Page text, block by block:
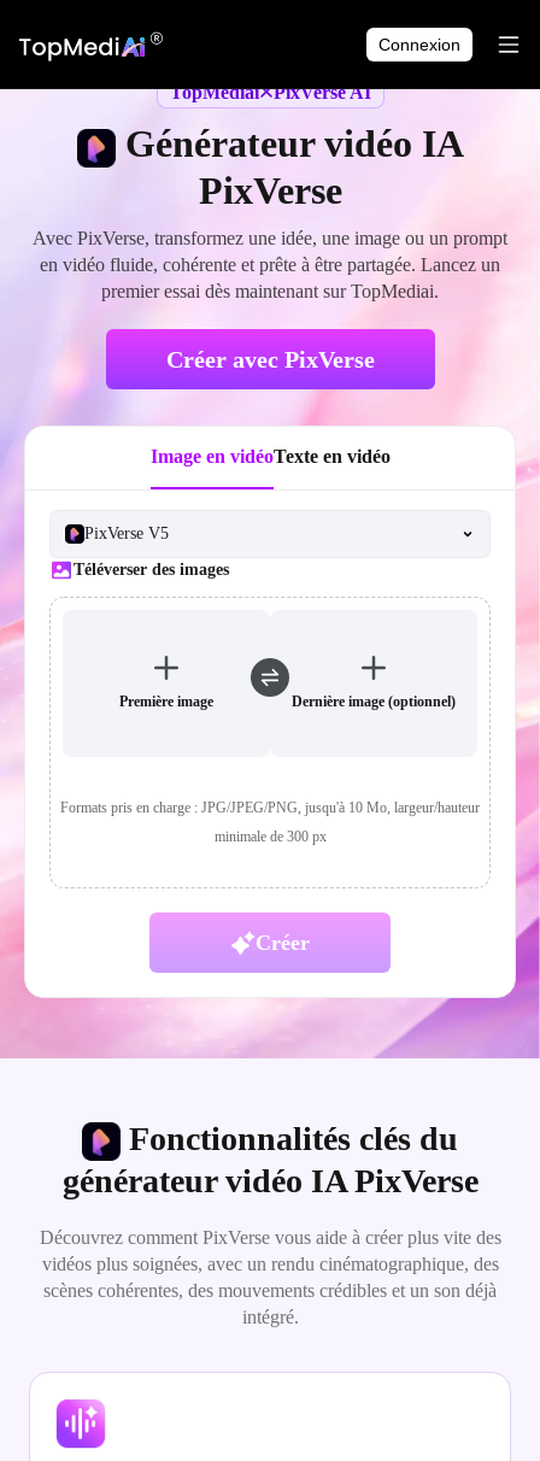
Connexion
Accueil Générateur vidéo IA Générateur vidéo IA Pixverse
TopMediai PixVerse AI
Générateur vidéo IA
PixVerse
Avec PixVerse, transformez une idée, une image ou un prompt
en vidéo fluide, cohérente et prête à être partagée. Lancez un
premier essai dès maintenant sur TopMediai.
Créer avec PixVerse
Image en vidéoTexte en vidéo
Téléverser des images
PixVerse V5
Première image Dernière image (optionnel)
Formats pris en charge : JPG/JPEG/PNG, jusqu'à 10 Mo, largeur/hauteur
minimale de 300 px
Créer
Fonctionnalités clés du
générateur vidéo IA PixVerse
Découvrez comment PixVerse vous aide à créer plus vite des
vidéos plus soignées, avec un rendu cinématographique, des
scènes cohérentes, des mouvements crédibles et un son déjà
intégré.